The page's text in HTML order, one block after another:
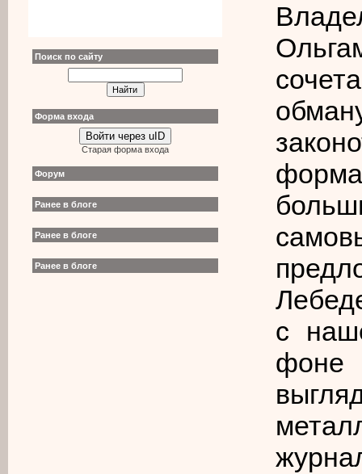
Поиск по сайту
Форма входа
Войти через uID
Старая форма входа
Форум
Ранее в блоге
Ранее в блоге
Ранее в блоге
с